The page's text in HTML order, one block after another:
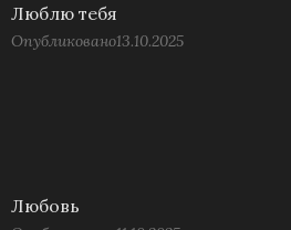
Люблю тебя
Опубликовано13.10.2025
Любовь